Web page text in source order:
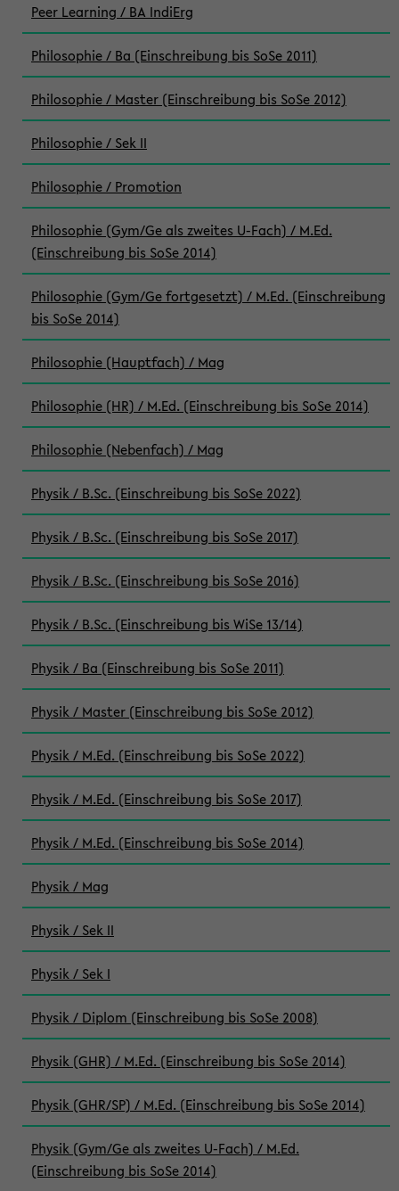
Peer Learning / BA IndiErg
Philosophie / Ba (Einschreibung bis SoSe 2011)
Philosophie / Master (Einschreibung bis SoSe 2012)
Philosophie / Sek II
Philosophie / Promotion
Philosophie (Gym/Ge als zweites U-Fach) / M.Ed.
(Einschreibung bis SoSe 2014)
Philosophie (Gym/Ge fortgesetzt) / M.Ed. (Einschreibung
bis SoSe 2014)
Philosophie (Hauptfach) / Mag
Philosophie (HR) / M.Ed. (Einschreibung bis SoSe 2014)
Philosophie (Nebenfach) / Mag
Physik / B.Sc. (Einschreibung bis SoSe 2022)
Physik / B.Sc. (Einschreibung bis SoSe 2017)
Physik / B.Sc. (Einschreibung bis SoSe 2016)
Physik / B.Sc. (Einschreibung bis WiSe 13/14)
Physik / Ba (Einschreibung bis SoSe 2011)
Physik / Master (Einschreibung bis SoSe 2012)
Physik / M.Ed. (Einschreibung bis SoSe 2022)
Physik / M.Ed. (Einschreibung bis SoSe 2017)
Physik / M.Ed. (Einschreibung bis SoSe 2014)
Physik / Mag
Physik / Sek II
Physik / Sek I
Physik / Diplom (Einschreibung bis SoSe 2008)
Physik (GHR) / M.Ed. (Einschreibung bis SoSe 2014)
Physik (GHR/SP) / M.Ed. (Einschreibung bis SoSe 2014)
Physik (Gym/Ge als zweites U-Fach) / M.Ed.
(Einschreibung bis SoSe 2014)